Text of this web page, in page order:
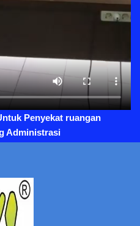
Penyekat ruangan
Administrasi